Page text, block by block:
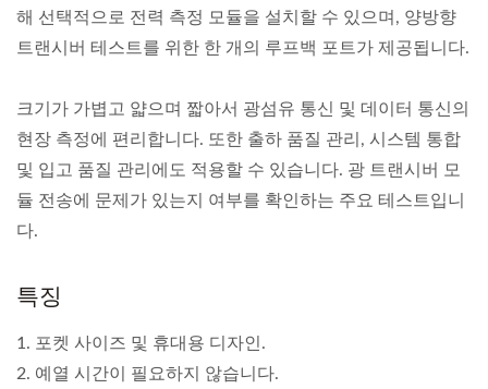
해 선택적으로 전력 측정 모듈을 설치할 수 있으며, 양방향
트랜시버 테스트를 위한 한 개의 루프백 포트가 제공됩니다.
크기가 가볍고 얇으며 짧아서 광섬유 통신 및 데이터 통신의
현장 측정에 편리합니다. 또한 출하 품질 관리, 시스템 통합
및 입고 품질 관리에도 적용할 수 있습니다. 광 트랜시버 모
듈 전송에 문제가 있는지 여부를 확인하는 주요 테스트입니
다.
특징
1. 포켓 사이즈 및 휴대용 디자인.
2. 예열 시간이 필요하지 않습니다.